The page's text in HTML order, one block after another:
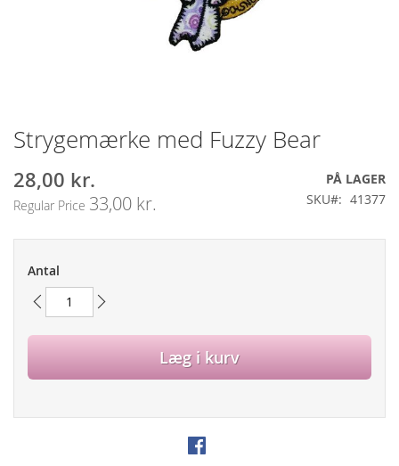
Gå
til
starten
af
billedgalleriet
Strygemærke med Fuzzy Bear
Special
Price
28,00 kr.
Regular Price 33,00 kr.
PÅ LAGER
SKU
41377
Antal
Læg i kurv